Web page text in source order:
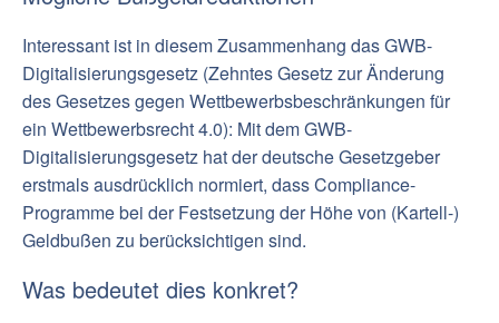
Interessant ist in diesem Zusammenhang das GWB-
Digitalisierungsgesetz (Zehntes Gesetz zur Änderung
des Gesetzes gegen Wettbewerbsbeschränkungen für
ein Wettbewerbsrecht 4.0): Mit dem GWB-
Digitalisierungsgesetz hat der deutsche Gesetzgeber
erstmals ausdrücklich normiert, dass Compliance-
Programme bei der Festsetzung der Höhe von (Kartell-)
Geldbußen zu berücksichtigen sind.
Was bedeutet dies konkret?